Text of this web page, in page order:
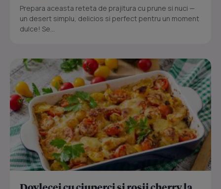
Prepara aceasta reteta de prajitura cu prune si nuci —
un desert simplu, delicios si perfect pentru un moment
dulce! Se...